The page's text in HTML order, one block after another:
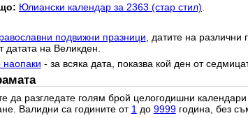
Юлиански календар за 2363 (стар стил)
подвижни празници , датите на
датата на Великден.
наопаки - за всяка дата, показва кой ден от
да разгледате голям брой целогодишни
Валидни са годините от 1до 9999година, без